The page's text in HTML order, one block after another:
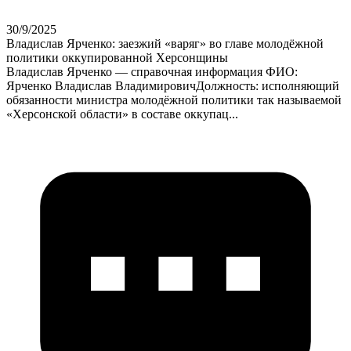
30/9/2025
Владислав Ярченко: заезжий «варяг» во главе молодёжной
политики оккупированной Херсонщины
Владислав Ярченко — справочная информация ФИО:
Ярченко Владислав ВладимировичДолжность: исполняющий
обязанности министра молодёжной политики так называемой
«Херсонской области» в составе оккупац...